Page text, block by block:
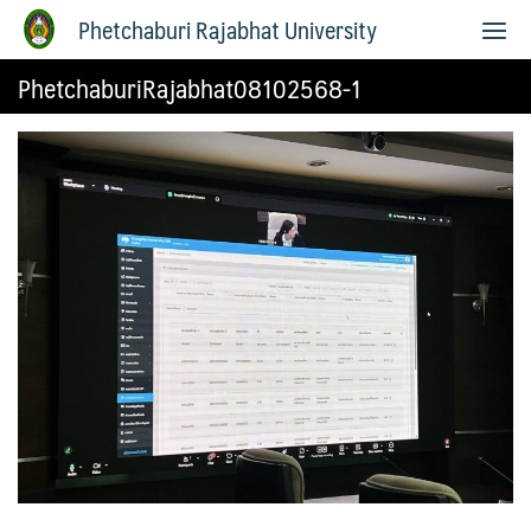
Phetchaburi Rajabhat University
PhetchaburiRajabhat08102568-1